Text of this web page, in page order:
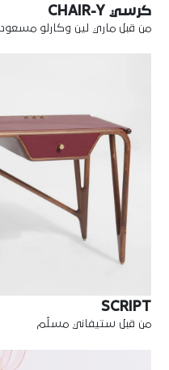
كرسي CHAIR-Y
من قبل ماري لين وكارلو مسعود
SCRIPT
من قبل ستيفاني مسلّم